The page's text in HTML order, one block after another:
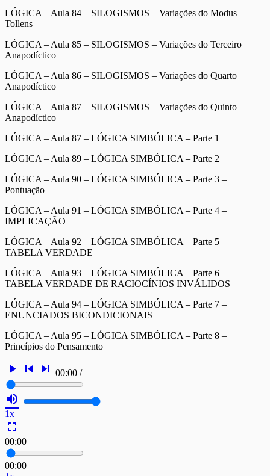
LÓGICA – Aula 84 – SILOGISMOS – Variações do Modus
Tollens
LÓGICA – Aula 85 – SILOGISMOS – Variações do Terceiro
Anapodíctico
LÓGICA – Aula 86 – SILOGISMOS – Variações do Quarto
Anapodíctico
LÓGICA – Aula 87 – SILOGISMOS – Variações do Quinto
Anapodíctico
LÓGICA – Aula 87 – LÓGICA SIMBÓLICA – Parte 1
LÓGICA – Aula 89 – LÓGICA SIMBÓLICA – Parte 2
LÓGICA – Aula 90 – LÓGICA SIMBÓLICA – Parte 3 –
Pontuação
LÓGICA – Aula 91 – LÓGICA SIMBÓLICA – Parte 4 –
IMPLICAÇÃO
LÓGICA – Aula 92 – LÓGICA SIMBÓLICA – Parte 5 –
TABELA VERDADE
LÓGICA – Aula 93 – LÓGICA SIMBÓLICA – Parte 6 –
TABELA VERDADE DE RACIOCÍNIOS INVÁLIDOS
LÓGICA – Aula 94 – LÓGICA SIMBÓLICA – Parte 7 –
ENUNCIADOS BICONDICIONAIS
LÓGICA – Aula 95 – LÓGICA SIMBÓLICA – Parte 8 –
Princípios do Pensamento
play_arrow skip_previous skip_next 00:00 /
volume_up
1x
fullscreen
00:00
00:00